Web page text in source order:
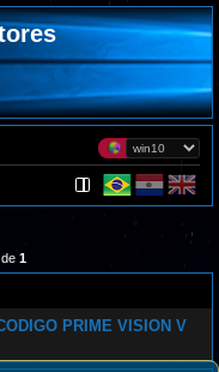
de 1
PRIME VISION V